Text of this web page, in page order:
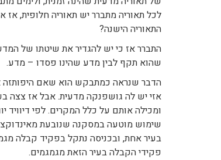
לכל תאוריה מתברר יש תאוריה חלופית,
התאוריה הישנה?
התברר אז כי יש להגדיר את שיטתו של
שהוא תקף לבין מדע שהינו פסדו – מדע.
הדבר שנראה כמתבקש הוא שאם היפותזה
אזי יש לה גושפנקה מדעית. אבל אז צצה
ומכילה אותם על כלל המקרים. לפי
שימוש מוטעה במסקנה שנובעת
בעיר אחת, ובכניסה נתקל בפקיד קבלה
פקידי הקבלה בעיר הזאת מגמגמים.